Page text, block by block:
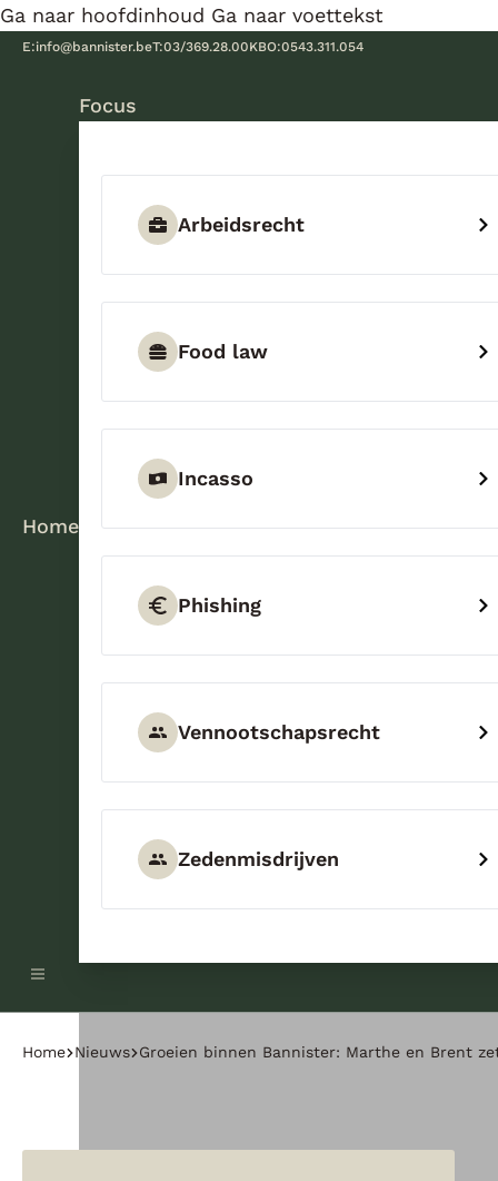
Ga naar hoofdinhoud Ga naar voettekst
E:info@bannister.beT:03/369.28.00KBO:0543.311.054
Home
Focus
Arbeidsrecht
Food law
Incasso
Phishing
Vennootschapsrecht
Zedenmisdrijven
Home Nieuws Groeien binnen Bannister: Marthe en Brent